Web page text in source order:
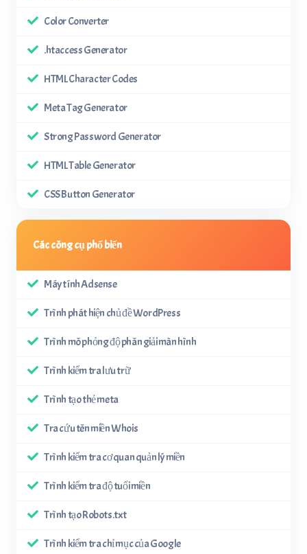
Color Converter
.htaccess Generator
HTML Character Codes
Meta Tag Generator
Strong Password Generator
HTML Table Generator
CSS Button Generator
Các công cụ phổ biến
Máy tính Adsense
Trình phát hiện chủ đề WordPress
Trình mô phỏng độ phân giải màn hình
Trình kiểm tra lưu trữ
Trình tạo thẻ meta
Tra cứu tên miền Whois
Trình kiểm tra cơ quan quản lý miền
Trình kiểm tra độ tuổi miền
Trình tạo Robots.txt
Trình kiểm tra chỉ mục của Google